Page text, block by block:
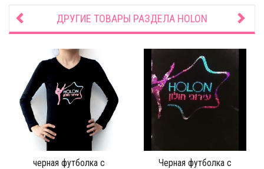
ДРУГИЕ ТОВАРЫ РАЗДЕЛА HOLON
черная футболка с
Черная футболка с